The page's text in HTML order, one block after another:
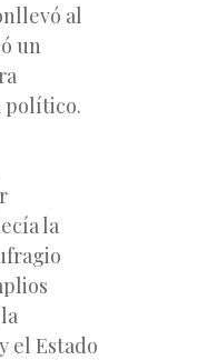
al
un
político.
la
el Estado